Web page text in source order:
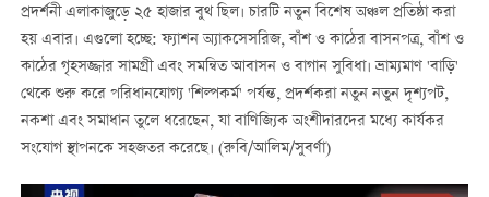
প্রদর্শনী এলাকাজুড়ে ২৫ হাজার বুথ ছিল। চারটি নতুন বিশেষ অঞ্চল প্রতিষ্ঠা করা
হয় এবার। এগুলো হচ্ছে: ফ্যাশন অ্যাকসেসরিজ, বাঁশ ও কাঠের বাসনপত্র, বাঁশ ও
কাঠের গৃহসজ্জার সামগ্রী এবং সমন্বিত আবাসন ও বাগান সুবিধা। ভ্রাম্যমাণ 'বাড়ি'
থেকে শুরু করে পরিধানযোগ্য 'শিল্পকর্ম' পর্যন্ত, প্রদর্শকরা নতুন নতুন দৃশ্যপট,
নকশা এবং সমাধান তুলে ধরেছেন, যা বাণিজ্যিক অংশীদারদের মধ্যে কার্যকর
সংযোগ স্থাপনকে সহজতর করেছে। (রুবি/আলিম/সুবর্ণা)